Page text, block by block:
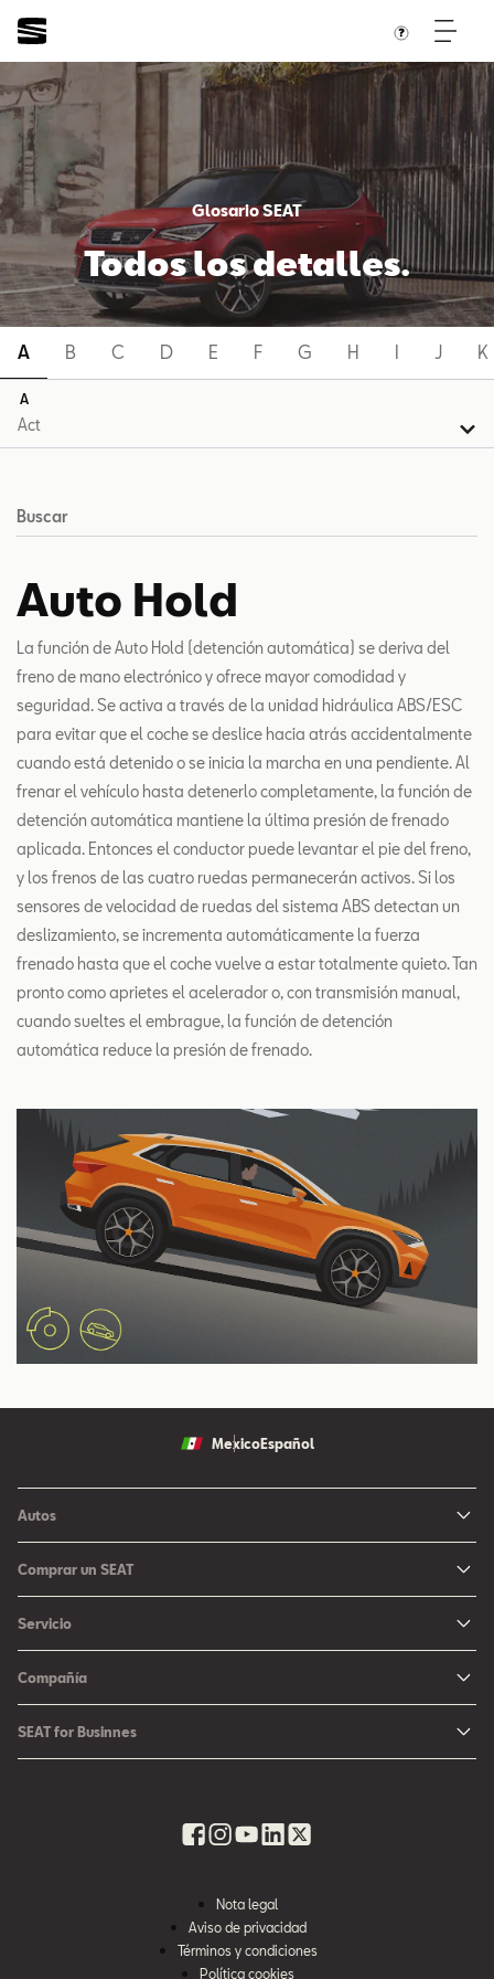
Glosario SEAT
Todos los detalles.
A B C D E F G H I J K
A
Buscar
Auto Hold
La función de Auto Hold (detención automática) se deriva del
freno de mano electrónico y ofrece mayor comodidad y
seguridad. Se activa a través de la unidad hidráulica ABS/ESC
para evitar que el coche se deslice hacia atrás accidentalmente
cuando está detenido o se inicia la marcha en una pendiente. Al
frenar el vehículo hasta detenerlo completamente, la función de
detención automática mantiene la última presión de frenado
aplicada. Entonces el conductor puede levantar el pie del freno,
y los frenos de las cuatro ruedas permanecerán activos. Si los
sensores de velocidad de ruedas del sistema ABS detectan un
deslizamiento, se incrementa automáticamente la fuerza
frenado hasta que el coche vuelve a estar totalmente quieto. Tan
pronto como aprietes el acelerador o, con transmisión manual,
cuando sueltes el embrague, la función de detención
automática reduce la presión de frenado.
MexicoEspañol
Autos
Arona
León
Ateca
Comprar un SEAT
Configurador SEAT
Promociones
Fichas Técnicas
Ubica tu Concesionaria SEAT
SEAT Usados Certificados
Servicio
Campaña Bolsas de Aire
Promociones Servicio SEAT
Seguro de autopartes SEAT
Compañía
Cultura urbana
SEAT for Businnes
Nota legal
Aviso de privacidad
Términos y condiciones
Política cookies